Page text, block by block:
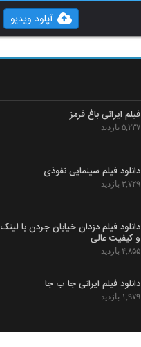
آپلود ویدیو
فیلم ایرانی باغ قرمز
۵,۲۳۷ بازدید
دانلود فیلم سینمایی نفوذی
۳,۷۲۹ بازدید
دانلود فیلم دزدان خیابان جردن با
و کیفیت عالی
۴,۸۵۵ بازدید
دانلود فیلم ایرانی جا ب جا
۱,۹۷۹ بازدید